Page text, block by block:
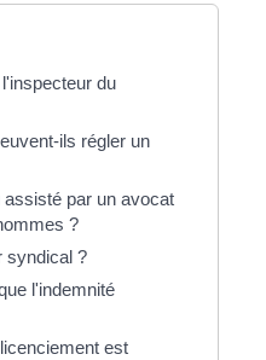
du
ils régler un
par un avocat
?
syndical ?
l'indemnité
est